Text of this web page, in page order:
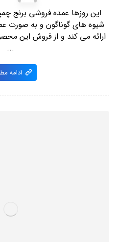
این روزها عمده فروشی برنج
شیوه های گوناگون و به صورت
ارائه می کند و از فروش این
...
ادامه